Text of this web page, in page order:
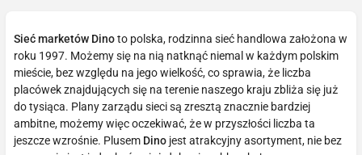
Sieć marketów Dinoto polska, rodzinna sieć handlowa założona w
roku 1997. Możemy się na nią natknąć niemal w każdym polskim
mieście, bez względu na jego wielkość, co sprawia, że liczba
placówek znajdujących się na terenie naszego kraju zbliża się już
do tysiąca. Plany zarządu sieci są zresztą znacznie bardziej
ambitne, możemy więc oczekiwać, że w przyszłości liczba ta
jeszcze wzrośnie. Plusem Dino jest atrakcyjny asortyment, nie bez